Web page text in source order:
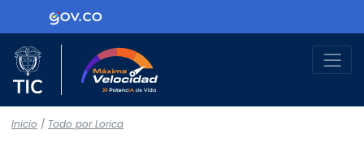
Logo Gobierno de Colombia
Logo del Ministerio TIC
Inicio / Todo por Lorica